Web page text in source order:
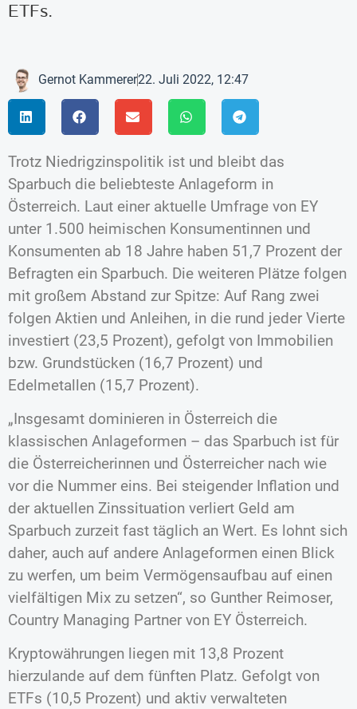
ETFs.
Gernot Kammerer22. Juli 2022, 12:47
Trotz Niedrigzinspolitik ist und bleibt das
Sparbuch die beliebteste Anlageform in
Österreich. Laut einer aktuelle Umfrage von EY
unter 1.500 heimischen Konsumentinnen und
Konsumenten ab 18 Jahre haben 51,7 Prozent der
Befragten ein Sparbuch. Die weiteren Plätze folgen
mit großem Abstand zur Spitze: Auf Rang zwei
folgen Aktien und Anleihen, in die rund jeder Vierte
investiert (23,5 Prozent), gefolgt von Immobilien
bzw. Grundstücken (16,7 Prozent) und
Edelmetallen (15,7 Prozent).
„Insgesamt dominieren in Österreich die
klassischen Anlageformen – das Sparbuch ist für
die Österreicherinnen und Österreicher nach wie
vor die Nummer eins. Bei steigender Inflation und
der aktuellen Zinssituation verliert Geld am
Sparbuch zurzeit fast täglich an Wert. Es lohnt sich
daher, auch auf andere Anlageformen einen Blick
zu werfen, um beim Vermögensaufbau auf einen
vielfältigen Mix zu setzen“, so Gunther Reimoser,
Country Managing Partner von EY Österreich.
Kryptowährungen liegen mit 13,8 Prozent
hierzulande auf dem fünften Platz. Gefolgt von
ETFs (10,5 Prozent) und aktiv verwalteten